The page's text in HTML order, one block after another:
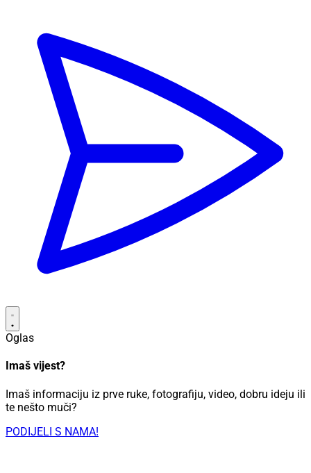
Oglas
Imaš vijest?
Imaš informaciju iz prve ruke, fotografiju, video, dobru ideju ili
te nešto muči?
PODIJELI S NAMA!